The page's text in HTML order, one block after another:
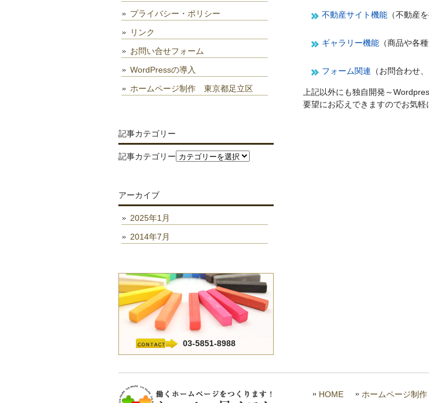
不動産サイト機能 （不動産
ギャラリー機能 （商品や各
フォーム関連 （お問合わせ
上記以外にも独自開発～
要望にお応えできますのでお気軽
プライバシー・ポリシー
リンク
お問い合せフォーム
WordPressの導入
ホームページ制作 東京都足立区
記事カテゴリー
記事カテゴリー
アーカイブ
2025年1月
2014年7月
03-5851-8988
HOME ホームページ制作